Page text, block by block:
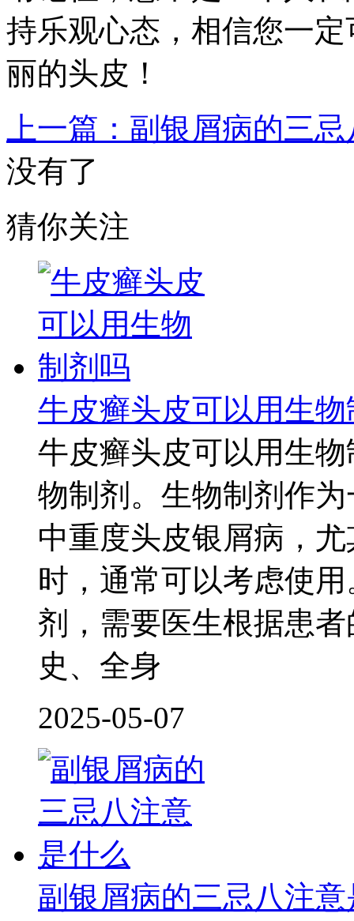
持乐观心态，相信您一
丽的头皮！
上一篇：副银屑病的三
没有了
猜你关注
牛皮癣头皮可以用生
牛皮癣头皮可以用生
物制剂。生物制剂作
中重度头皮银屑病，
时，通常可以考虑使
剂，需要医生根据患
史、全身
2025-05-07
副银屑病的三忌八注